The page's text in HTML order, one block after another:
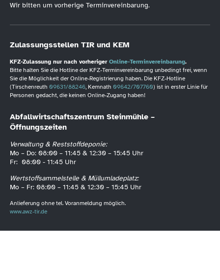
Wir bitten um vorherige Terminvereinbarung.
Zulassungsstellen TIR und KEM
KFZ-Zulassung nur nach vorheriger Online-Terminvereinbarung.
Bitte halten Sie die Hotline der KFZ-Terminvereinbarung unbedingt frei, wenn
Sie die Möglichkeit der Online-Registrierung haben. Die KFZ-Hotline
(Tirschenreuth 09631/88246, Kemnath 09642/707760) ist in erster Linie für
Personen gedacht, die keinen Online-Zugang haben!
Abfallwirtschaftszentrum Steinmühle –
Öffnungszeiten
Verwaltung & Reststoffdeponie:
Mo – Do: 08:00 – 11:45 & 12:30 – 15:45 Uhr
Fr: 08:00 - 11:45 Uhr
Wertstoffsammelstelle & Müllumladeplatz:
Mo – Fr: 08:00 – 11:45 & 12:30 – 15:45 Uhr
Anlieferung ohne tel. Voranmeldung möglich.
www.awz-tir.de